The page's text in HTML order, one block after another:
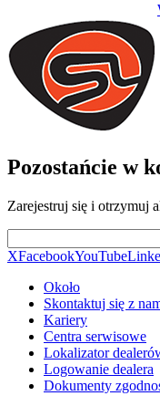
Pozostańcie w
Zarejestruj się i otrzymuj
XFacebookYouTube
Około
Skontaktuj się z
Kariery
Centra serwisowe
Lokalizator
Logowanie dealera
Dokumenty